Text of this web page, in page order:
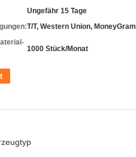
Ungefähr 15 Tage
T/T, Western Union, MoneyGram
1000 Stück/Monat